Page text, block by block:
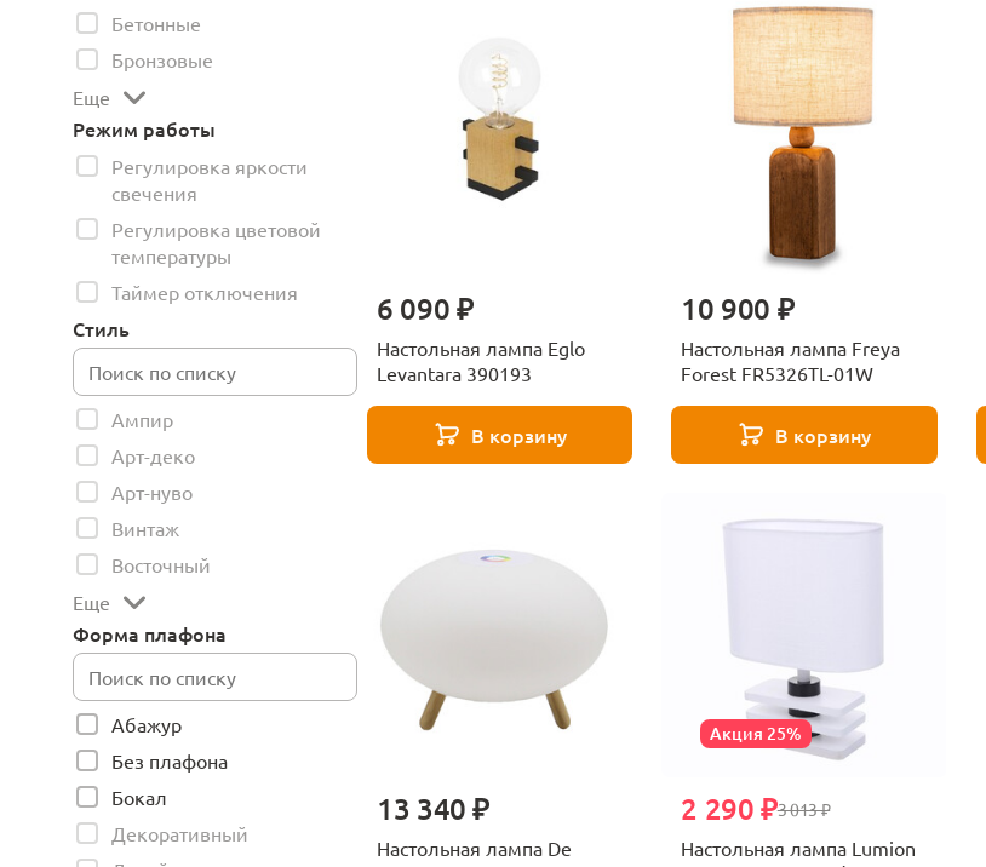
Бетонные
Бронзовые
Еще
Режим работы
Регулировка яркости
свечения
Регулировка цветовой
температуры
Таймер отключения
Стиль
Ампир
Арт-деко
Арт-нуво
Винтаж
Восточный
Еще
Форма плафона
Абажур
Без плафона
Бокал
Декоративный
6 090 ₽
Настольная лампа Eglo
Levantara 390193
В корзину
10 900 ₽
Настольная лампа Freya
Forest FR5326TL-01W
В корзину
13 340 ₽
Настольная лампа De
Акция 25%
3 013 ₽
2 290 ₽
Настольная лампа Lumion